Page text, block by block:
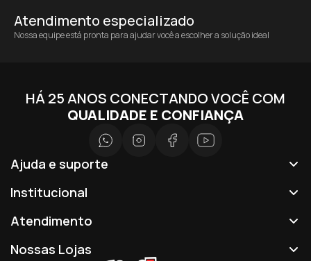
Atendimento especializado
Nossa equipe está pronta para ajudar você a escolher a solução ideal
HÁ 25 ANOS CONECTANDO VOCÊ COM
QUALIDADE E CONFIANÇA
Ajuda e suporte
Institucional
Atendimento
Nossas Lojas